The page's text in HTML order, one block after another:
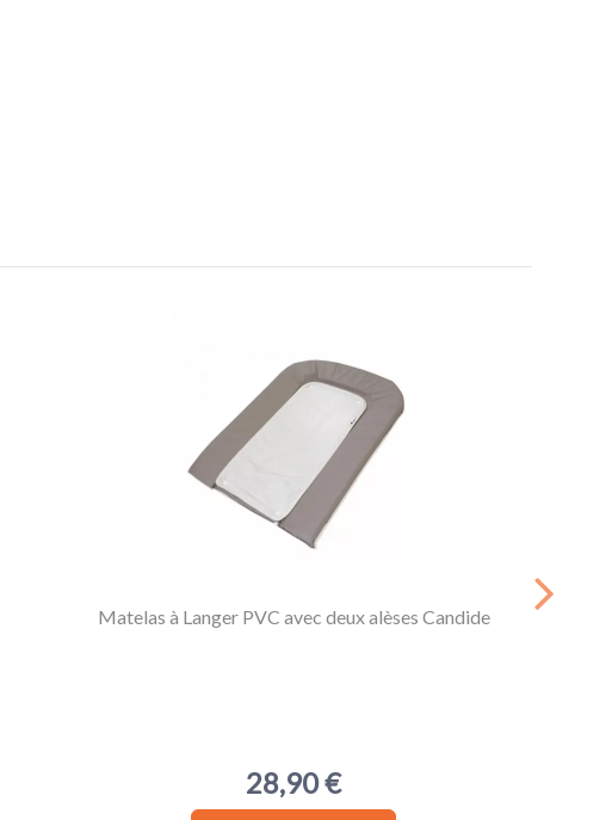
Matelas à Langer PVC avec deux alèses Candide
28,90 €